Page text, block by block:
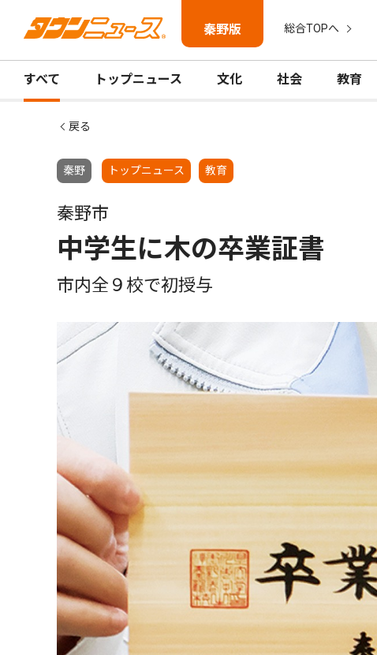
秦野版 総合TOPへ
すべて トップニュース 文化 社会 教育
戻る
秦野 トップニュース 教育
秦野市
中学生に木の卒業証書
市内全９校で初授与